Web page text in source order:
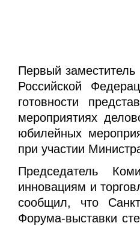
Первый
Российской
готовности
мероприятиях
юбилейных
при участии
Председатель
инновациям и
сообщил, что
Форума-выставки